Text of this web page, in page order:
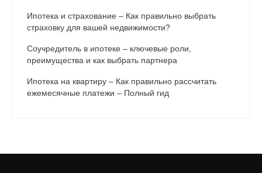
Ипотека и страхование – Как правильно выбрать
страховку для вашей недвижимости?
Соучредитель в ипотеке – ключевые роли,
преимущества и как выбрать партнера
Ипотека на квартиру – Как правильно рассчитать
ежемесячные платежи – Полный гид